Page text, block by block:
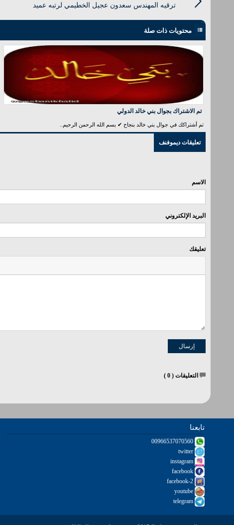
ترقيه المهندس سعدون عجيل الخطيمي لرتبه عميد
محتويات ذات صلة
تم الاشتراك بجوال بني خالد الدولي
تم أشتراكك في جوال بني خالد بنجاح ✔ بسم الله الرحمن الرحيم..
تعليقات ديموفنف
الاسم
البريد الإلكتروني
تعليقك
التعليقات ( 0
)
تابعنا